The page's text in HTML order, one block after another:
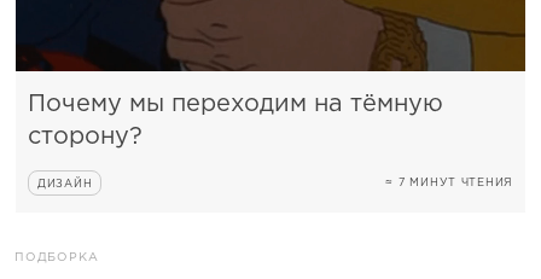
Почему мы переходим на тёмную
сторону?
ДИЗАЙН ≈ 7 МИНУТ ЧТЕНИЯ
ПОДБОРКА